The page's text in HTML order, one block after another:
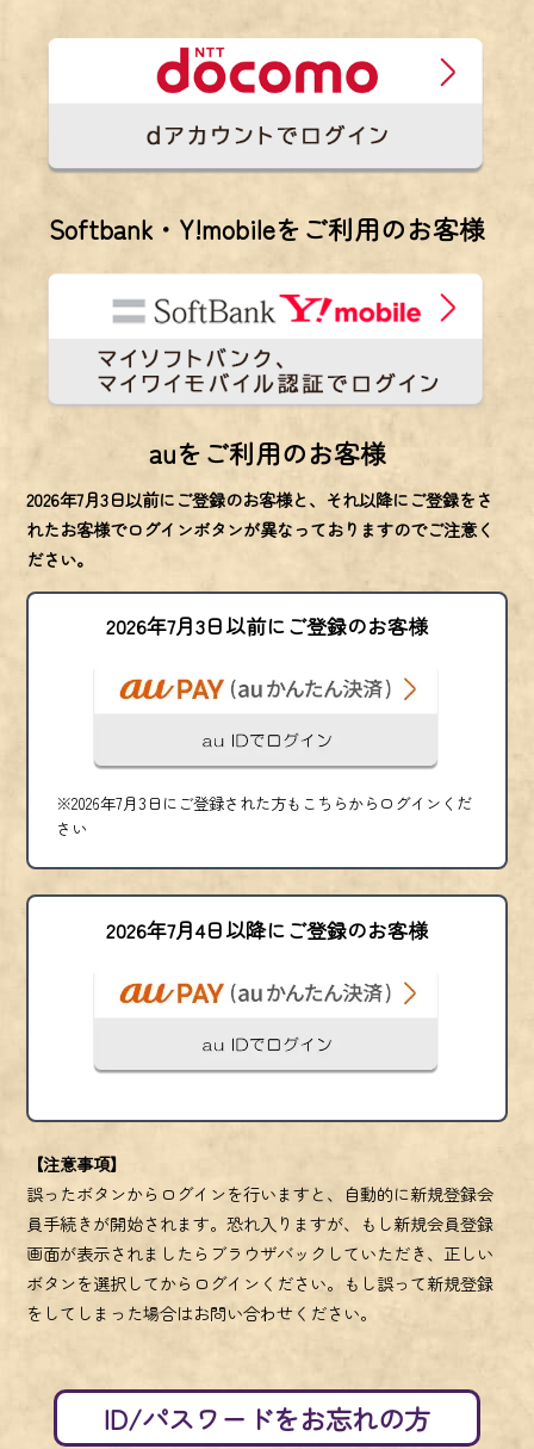
Softbank・Y!mobileをご利用のお客様
auをご利用のお客様
2026年7月3日以前にご登録のお客様と、それ以降にご登録をさ
れたお客様でログインボタンが異なっておりますのでご注意く
ださい。
2026年7月3日以前にご登録のお客様
※2026年7月3日にご登録された方もこちらからログインくだ
さい
2026年7月4日以降にご登録のお客様
【注意事項】
誤ったボタンからログインを行いますと、自動的に新規登録会
員手続きが開始されます。恐れ入りますが、もし新規会員登録
画面が表示されましたらブラウザバックしていただき、正しい
ボタンを選択してからログインください。もし誤って新規登録
をしてしまった場合はお問い合わせください。
ID/パスワードをお忘れの方